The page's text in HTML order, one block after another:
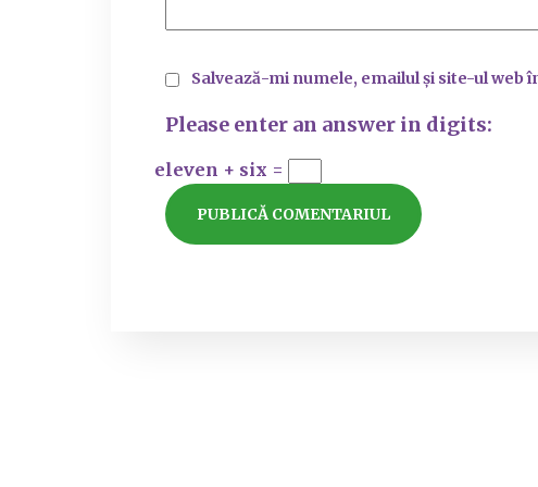
Salvează-mi numele, emailul și site-ul
Please enter an answer in digits:
eleven + six =